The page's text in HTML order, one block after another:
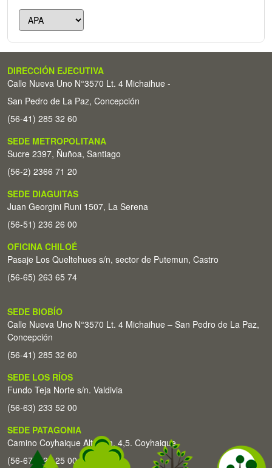
DIRECCIÓN EJECUTIVA
Calle Nueva Uno N°3570 Lt. 4 Michaihue -
San Pedro de La Paz, Concepción
(56-41) 285 32 60
SEDE METROPOLITANA
Sucre 2397, Ñuñoa, Santiago
(56-2) 2366 71 20
SEDE DIAGUITAS
Juan Georgini Runi 1507, La Serena
(56-51) 236 26 00
OFICINA CHILOÉ
Pasaje Los Queltehues s/n, sector de Putemun, Castro
(56-65) 263 65 74
SEDE BIOBÍO
Calle Nueva Uno N°3570 Lt. 4 Michaihue – San Pedro de La Paz,
Concepción
(56-41) 285 32 60
SEDE LOS RÍOS
Fundo Teja Norte s/n. Valdivia
(56-63) 233 52 00
SEDE PATAGONIA
Camino Coyhaique Alto Km. 4,5. Coyhaique
(56-67) 226 25 00